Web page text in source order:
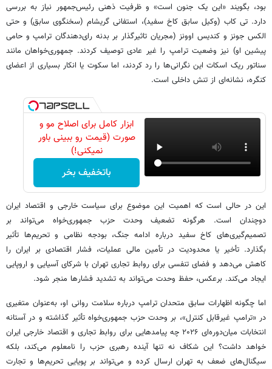
بود، بگویند «این یک جنون است» و ظرفیت ذهنی رئیس‌جمهور نیاز به بررسی
دارد. تی کاب (وکیل سابق کاخ سفید)، استفانی گریشام (سخنگوی سابق) و حتی
الکس جونز و کندیس اوونز (مجریان تاثیرگذار بر بدنه رای‌دهندگان ترامپ و حامی
پیشین او) نیز وضعیت ترامپ را غیر عادی توصیف کردند. جمهوری‌خواهان مانند
سناتور ریک اسکات این نگرانی‌ها را رد کردند، اما سکوت یا انکار بسیاری از اعضای
کنگره، نشانه‌ای از تنش داخلی است.
ابزار کامل برای اصلاح مو و
صورت (قیمت رو ببینی باور
نمیکنی!)
باتخفیف بخر
این در حالی است که اهمیت این موضوع برای سیاست خارجی و اقتصاد ایران
دوچندان است. هرگونه تضعیف وحدت حزب جمهوری‌خواه می‌تواند بر
تصمیم‌گیری‌های کاخ سفید درباره ادامه جنگ، بودجه نظامی و تحریم‌ها تأثیر
بگذارد. تأخیر یا محدودیت در تأمین مالی عملیات، فشار اقتصادی بر ایران را
کاهش می‌دهد و فضای تنفسی برای روابط تجاری تهران با شرکای آسیایی و اروپایی
ایجاد می‌کند. برعکس، حفظ وحدت می‌تواند به تشدید فشارها منجر شود.
اما چگونه اظهارات سابق متحدان ترامپ درباره سلامت روانی او، به‌عنوان متغیری
در «ترامپ غیرقابل کنترل»، بر وحدت حزب جمهوری‌خواه تأثیر گذاشته و در آستانه
انتخابات میان‌دوره‌ای ۲۰۲۶ چه پیامدهایی برای روابط تجاری و اقتصاد خارجی ایران
خواهد داشت؟ این شکاف نه تنها آینده رهبری حزب را نامعلوم می‌کند، بلکه
سیگنال‌های ضعف به تهران ارسال کرده و می‌تواند بر پویایی تحریم‌ها و تجارت